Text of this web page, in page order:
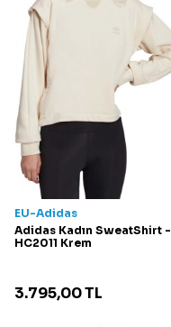
EU-Adidas
Adidas Kadın SweatShirt -
HC2011 Krem
3.795,00TL